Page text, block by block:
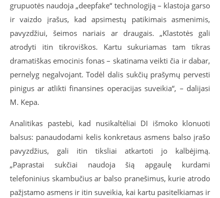
grupuotės naudoja „deepfake“ technologiją – klastoja garso
ir vaizdo įrašus, kad apsimestų patikimais asmenimis,
pavyzdžiui, šeimos nariais ar draugais. „Klastotės gali
atrodyti itin tikroviškos. Kartu sukuriamas tam tikras
dramatiškas emocinis fonas – skatinama veikti čia ir dabar,
pernelyg negalvojant. Todėl dalis sukčių prašymų pervesti
pinigus ar atlikti finansines operacijas suveikia“, – dalijasi
M. Kepa.
Analitikas pastebi, kad nusikaltėliai DI išmoko klonuoti
balsus: panaudodami kelis konkretaus asmens balso įrašo
pavyzdžius, gali itin tiksliai atkartoti jo kalbėjimą.
„Paprastai sukčiai naudoja šią apgaulę kurdami
telefoninius skambučius ar balso pranešimus, kurie atrodo
pažįstamo asmens ir itin suveikia, kai kartu pasitelkiamas ir